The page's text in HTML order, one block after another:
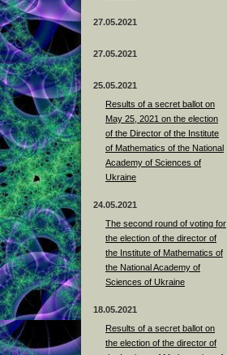
27.05.2021
27.05.2021
25.05.2021
Results of a secret ballot on
May 25, 2021 on the election
of the Director of the Institute
of Mathematics of the National
Academy of Sciences of
Ukraine
24.05.2021
The second round of voting for
the election of the director of
the Institute of Mathematics of
the National Academy of
Sciences of Ukraine
18.05.2021
Results of a secret ballot on
the election of the director of